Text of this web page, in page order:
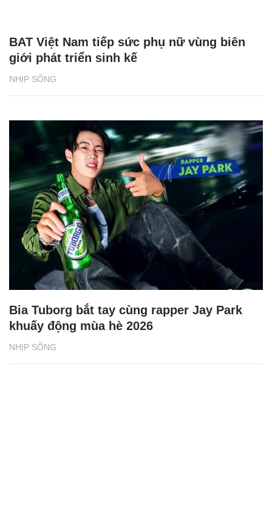
NHỊP SỐNG
BAT Việt Nam tiếp sức phụ nữ vùng biên
giới phát triển sinh kế
NHỊP SỐNG
Bia Tuborg bắt tay cùng rapper Jay Park
khuấy động mùa hè 2026